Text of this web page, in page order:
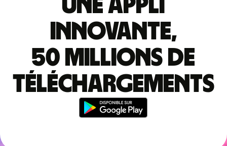
Une appli
innovante,
50 millions de
téléchargements